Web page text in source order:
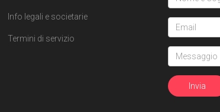
Info legali e societarie
Termini di servizio